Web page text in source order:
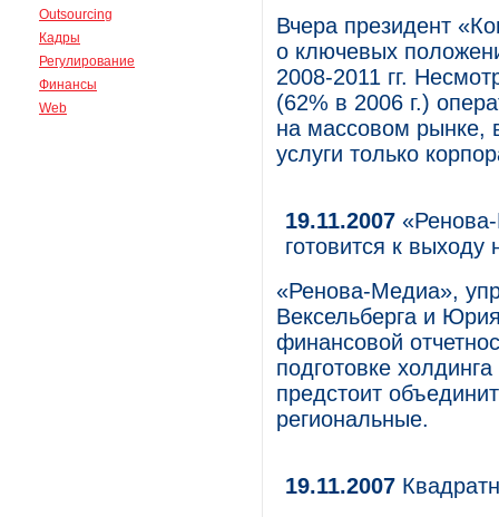
Outsourcing
Кадры
Регулирование
Финансы
Web
Вчера президент
о ключевых
2008-2011 гг.
(62% в 2006 г.)
на массовом рынке,
услуги только
19.11.2007
готовится к выходу
«Ренова-Медиа»,
Вексельберга и
финансовой
подготовке
предстоит
региональные.
19.11.2007